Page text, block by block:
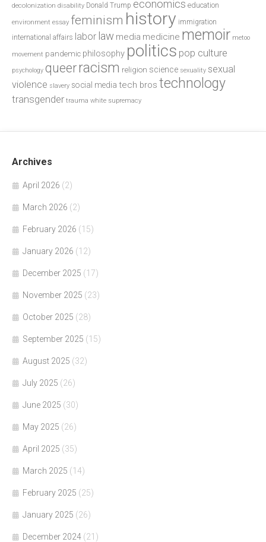
decolonization disability Donald Trump economics education
environment essay feminism history immigration
international affairs labor law media medicine memoir metoo
movement pandemic philosophy politics pop culture
psychology queerracism religion science sexuality sexual
violence slavery social media tech bros technology
transgender trauma white supremacy
Archives
April 2026 (2)
March 2026 (2)
February 2026 (15)
January 2026 (12)
December 2025 (17)
November 2025 (23)
October 2025 (28)
September 2025 (15)
August 2025 (32)
July 2025 (26)
June 2025 (30)
May 2025 (26)
April 2025 (35)
March 2025 (14)
February 2025 (25)
January 2025 (26)
December 2024 (21)